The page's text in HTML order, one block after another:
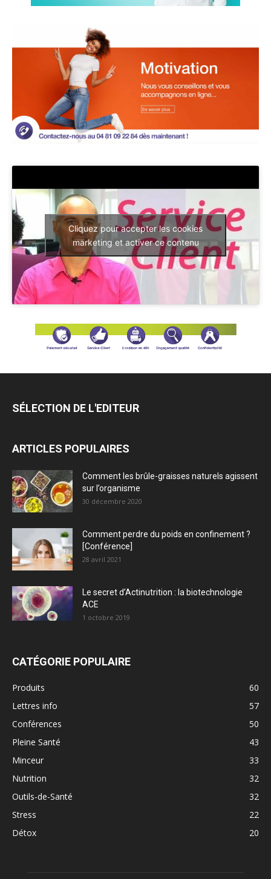
Cliquez pour accepter les cookies
marketing et activer ce contenu
SÉLECTION DE L'EDITEUR
ARTICLES POPULAIRES
Comment les brûle-graisses naturels agissent
sur l’organisme
30 décembre 2020
Comment perdre du poids en confinement ?
[Conférence]
28 avril 2021
Le secret d’Actinutrition : la biotechnologie
ACE
1 octobre 2019
CATÉGORIE POPULAIRE
Produits
60
Lettres info
57
Conférences
50
Pleine Santé
43
Minceur
33
Nutrition
32
Outils-de-Santé
32
Stress
22
Détox
20